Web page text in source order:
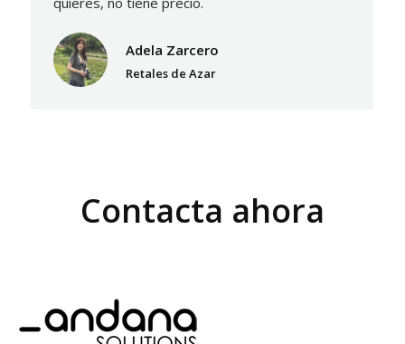
Adela Zarcero
Retales de Azar
Contacta ahora